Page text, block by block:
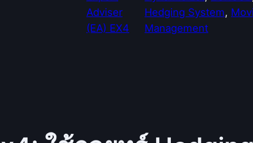
น
C
g
Adviser
(EA) EX4
Hedging System,
Management